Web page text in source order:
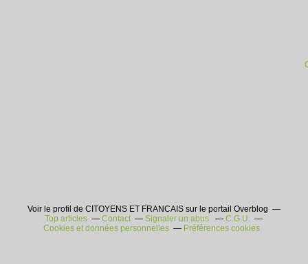
Voir le profil de CITOYENS ET FRANCAIS sur le portail Overblog
Top articles
Contact Signaler un abus
C.G.U.
Cookies et données personnelles
Préférences cookies